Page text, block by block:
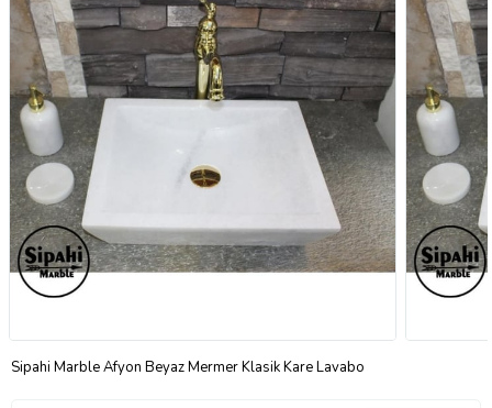
Sipahi Marble Afyon Beyaz Mermer Klasik Kare Lavabo